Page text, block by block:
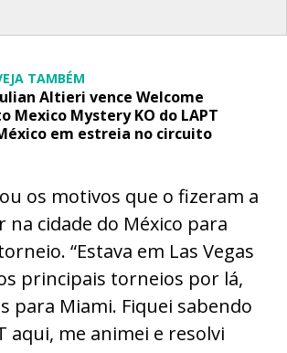
TAMBÉM
Altieri vence Welcome
Mexico Mystery KO do LAPT
em estreia no circuito
os motivos que o fizeram a
na cidade do México para
“Estava em Las Vegas
principais torneios por lá,
para Miami. Fiquei sabendo
aqui, me animei e resolvi